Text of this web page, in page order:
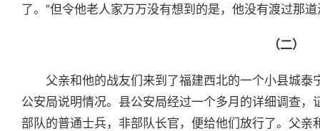
了。”但令他老人家万万没有想到的是，他没有渡过那
（二）
父亲和他的战友们来到了福建西北的一个小县城
公安局说明情况。县公安局经过一个多月的详细调查
部队的普通士兵，非部队长官，便给他们放行了。父